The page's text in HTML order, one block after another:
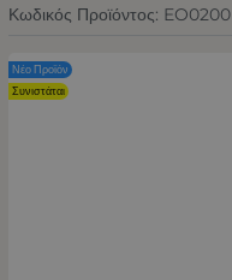
Κωδικός Προϊόντος: EO0200
Νέο Προϊόν
Συνιστάται